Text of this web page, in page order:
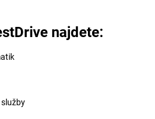
najdete: